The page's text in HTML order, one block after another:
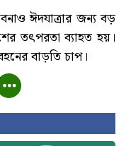
ঈদযাত্রার জন্য বড়
তৎপরতা ব্যাহত হয়।
বাড়তি চাপ।